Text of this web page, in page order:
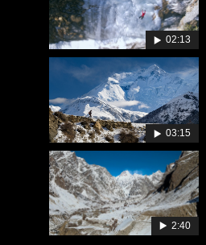
02:13
03:15
2:40